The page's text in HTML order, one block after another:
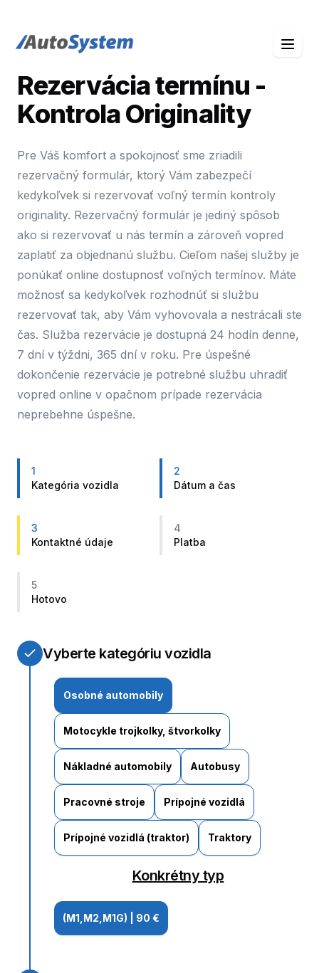
auto-system logo
Rezervácia termínu -
Kontrola Originality
Pre Váš komfort a spokojnosť sme zriadili
rezervačný formulár, ktorý Vám zabezpečí
kedykoľvek si rezervovať voľný termín kontroly
originality. Rezervačný formulár je jediný spôsob
ako si rezervovať u nás termín a zároveň vopred
zaplatiť za objednanú službu. Cieľom našej služby je
ponúkať online dostupnosť voľných termínov. Máte
možnosť sa kedykoľvek rozhodnúť si službu
rezervovať tak, aby Vám vyhovovala a nestrácali ste
čas. Služba rezervácie je dostupná 24 hodín denne,
7 dní v týždni, 365 dní v roku. Pre úspešné
dokončenie rezervácie je potrebné službu uhradiť
vopred online v opačnom prípade rezervácia
neprebehne úspešne.
1
Kategória vozidla
2
Dátum a čas
3
Kontaktné údaje
4
Platba
5
Hotovo
Vyberte kategóriu vozidla
Osobné automobily
Motocykle trojkolky, štvorkolky
Nákladné automobily Autobusy
Pracovné stroje Prípojné vozidlá
Prípojné vozidlá (traktor) Traktory
Konkrétny typ
(M1,M2,M1G) 90 €